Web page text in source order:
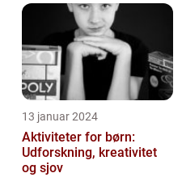
13 januar 2024
Aktiviteter for børn:
Udforskning, kreativitet
og sjov